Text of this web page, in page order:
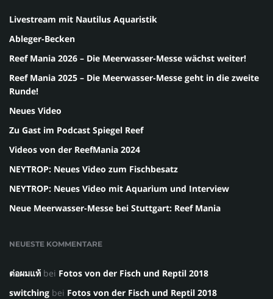
Livestream mit Nautilus Aquaristik
Ableger-Becken
Reef Mania 2026 – Die Meerwasser-Messe wächst weiter!
Reef Mania 2025 – Die Meerwasser-Messe geht in die zweite
Runde!
Neues Video
Zu Gast im Podcast Spiegel Reef
Videos von der ReefMania 2024
NEYTROP: Neues Video zum Fischbesatz
NEYTROP: Neues Video mit Aquarium und Interview
Neue Meerwasser-Messe bei Stuttgart: Reef Mania
NEUESTE KOMMENTARE
ต่อผมแท้ bei Fotos von der Fisch und Reptil 2018
switching bei Fotos von der Fisch und Reptil 2018